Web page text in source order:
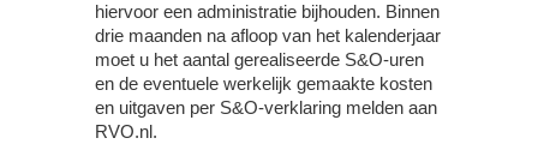
hiervoor een administratie bijhouden. Binnen
drie maanden na afloop van het kalenderjaar
moet u het aantal gerealiseerde S&O-uren
en de eventuele werkelijk gemaakte kosten
en uitgaven per S&O-verklaring melden aan
RVO.nl.